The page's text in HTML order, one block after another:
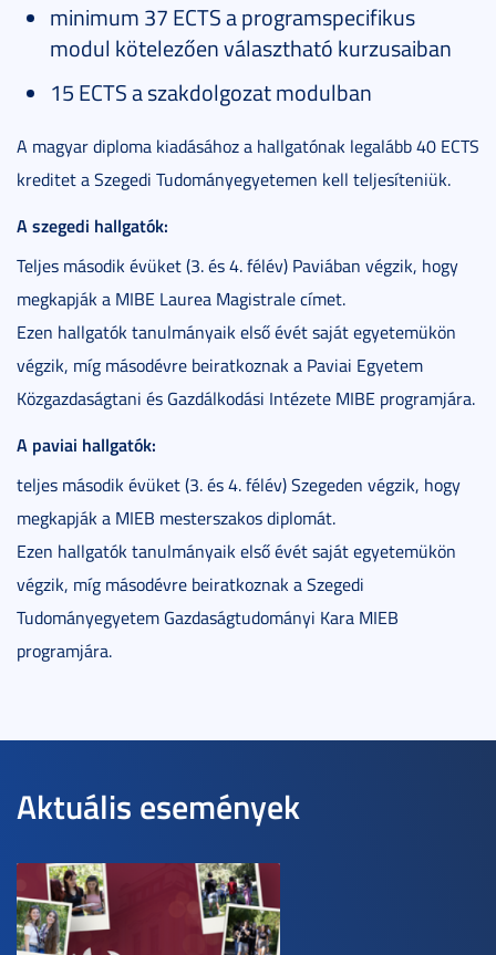
minimum 37 ECTS a programspecifikus
modul kötelezően választható kurzusaiban
15 ECTS a szakdolgozat modulban
A magyar diploma kiadásához a hallgatónak legalább 40 ECTS
kreditet a Szegedi Tudományegyetemen kell teljesíteniük.
A szegedi hallgatók:
Teljes második évüket (3. és 4. félév) Paviában végzik, hogy
megkapják a MIBE Laurea Magistrale címet.
Ezen hallgatók tanulmányaik első évét saját egyetemükön
végzik, míg másodévre beiratkoznak a Paviai Egyetem
Közgazdaságtani és Gazdálkodási Intézete MIBE programjára.
A paviai hallgatók:
teljes második évüket (3. és 4. félév) Szegeden végzik, hogy
megkapják a MIEB mesterszakos diplomát.
Ezen hallgatók tanulmányaik első évét saját egyetemükön
végzik, míg másodévre beiratkoznak a Szegedi
Tudományegyetem Gazdaságtudományi Kara MIEB
programjára.
Aktuális események